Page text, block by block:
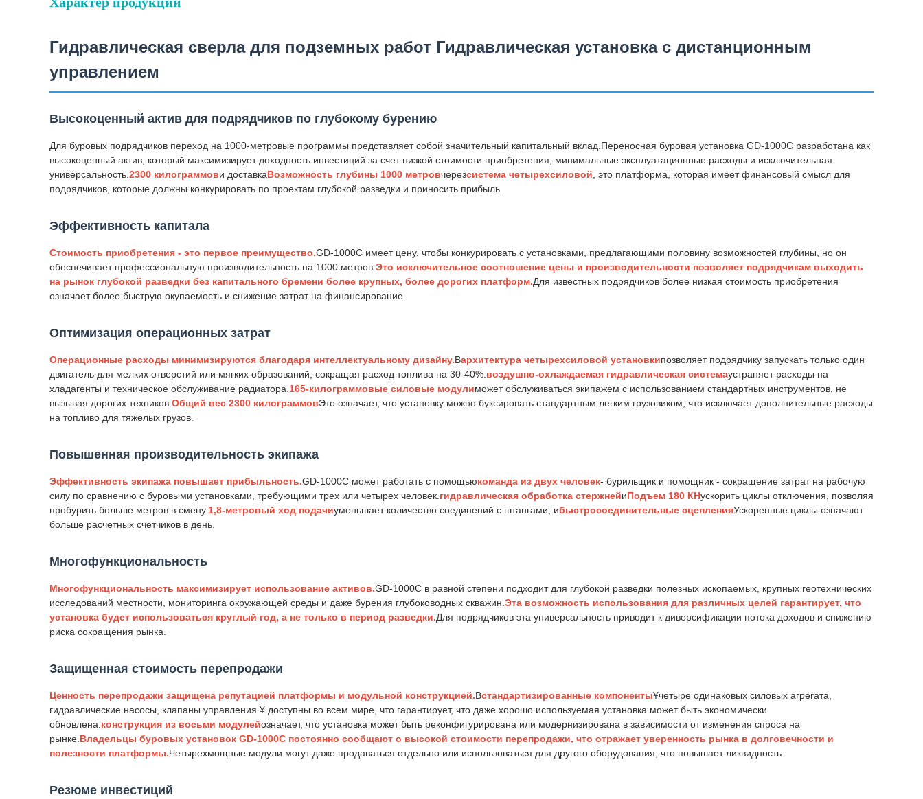
Гидравлическая сверла для подземных работ Гидравлическая установка с дистанционным
управлением
Высокоценный актив для подрядчиков по глубокому бурению
Для буровых подрядчиков переход на 1000-метровые программы представляет собой значительный капитальный вклад.Переносная буровая установка GD-1000C разработана как
высокоценный актив, который максимизирует доходность инвестиций за счет низкой стоимости приобретения, минимальные эксплуатационные расходы и исключительная
универсальность. 2300 килограммови доставкаВозможность глубины 1000 метровчерезсистема четырехсиловой , это платформа, которая имеет финансовый смысл для
подрядчиков, которые должны конкурировать по проектам глубокой разведки и приносить прибыль.
Эффективность капитала
Стоимость приобретения - это первое преимущество.GD-1000C имеет цену, чтобы конкурировать с установками, предлагающими половину возможностей глубины, но он
обеспечивает профессиональную производительность на 1000 метров. Это исключительное соотношение цены и производительности позволяет подрядчикам выходить
на рынок глубокой разведки без капитального бремени более крупных, более дорогих платформ.Для известных подрядчиков более низкая стоимость приобретения
означает более быструю окупаемость и снижение затрат на финансирование.
Оптимизация операционных затрат
Операционные расходы минимизируются благодаря интеллектуальному дизайну.Вархитектура четырехсиловой установкипозволяет подрядчику запускать только один
двигатель для мелких отверстий или мягких образований, сокращая расход топлива на 30-40%. воздушно-охлаждаемая гидравлическая системаустраняет расходы на
хладагенты и техническое обслуживание радиатора. 165-килограммовые силовые модулиможет обслуживаться экипажем с использованием стандартных инструментов, не
вызывая дорогих техников. Общий вес 2300 килограммовЭто означает, что установку можно буксировать стандартным легким грузовиком, что исключает дополнительные расходы
на топливо для тяжелых грузов.
Повышенная производительность экипажа
Эффективность экипажа повышает прибыльность.GD-1000C может работать с помощьюкоманда из двух человек- бурильщик и помощник - сокращение затрат на рабочую
силу по сравнению с буровыми установками, требующими трех или четырех человек. гидравлическая обработка стержнейиПодъем 180 КНускорить циклы отключения, позволяя
пробурить больше метров в смену. 1,8-метровый ход подачиуменьшает количество соединений с штангами, ибыстросоединительные сцепленияУскоренные циклы означают
больше расчетных счетчиков в день.
Многофункциональность
Многофункциональность максимизирует использование активов.GD-1000C в равной степени подходит для глубокой разведки полезных ископаемых, крупных геотехнических
исследований местности, мониторинга окружающей среды и даже бурения глубоководных скважин. Эта возможность использования для различных целей гарантирует, что
установка будет использоваться круглый год, а не только в период разведки.Для подрядчиков эта универсальность приводит к диверсификации потока доходов и снижению
риска сокращения рынка.
Защищенная стоимость перепродажи
Ценность перепродажи защищена репутацией платформы и модульной конструкцией.Встандартизированные компоненты¥четыре одинаковых силовых агрегата,
гидравлические насосы, клапаны управления ¥ доступны во всем мире, что гарантирует, что даже хорошо используемая установка может быть экономически
обновлена. конструкция из восьми модулейозначает, что установка может быть реконфигурирована или модернизирована в зависимости от изменения спроса на
рынке. Владельцы буровых установок GD-1000C постоянно сообщают о высокой стоимости перепродажи, что отражает уверенность рынка в долговечности и
полезности платформы.Четырехмощные модули могут даже продаваться отдельно или использоваться для другого оборудования, что повышает ликвидность.
Резюме инвестиций